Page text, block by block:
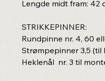
Lengde midt fram: 42
STRIKKEPINNER:
Rundpinne nr. 4, 60
Strømpepinner 3,5 (til
Heklenål nr. 3 til